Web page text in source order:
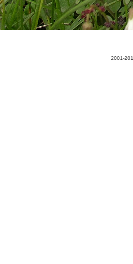
2001-